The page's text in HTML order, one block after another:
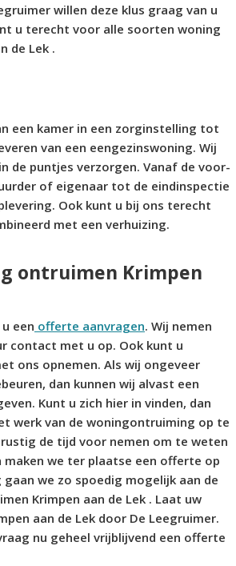
willen deze klus graag van u
u terecht voor alle soorten woning
de Lek .
een kamer in een zorginstelling tot
van een eengezinswoning. Wij
de puntjes verzorgen. Vanaf de voor-
of eigenaar tot de eindinspectie
Ook kunt u bij ons terecht
met een verhuizing.
ontruimen Krimpen
een offerte aanvragen. Wij nemen
contact met u op. Ook kunt u
ons opnemen. Als wij ongeveer
dan kunnen wij alvast een
Kunt u zich hier in vinden, dan
werk van de woningontruiming op te
de tijd voor nemen om te weten
maken we ter plaatse een offerte op
we zo spoedig mogelijk aan de
Krimpen aan de Lek . Laat uw
aan de Lek door De Leegruimer.
nu geheel vrijblijvend een offerte